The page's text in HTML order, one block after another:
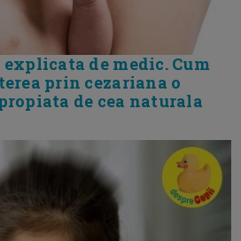
de medic. Cum
prin cezariana o
de cea naturala